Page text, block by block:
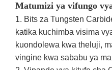
Matumizi ya vifungo
1. Bits za Tungsten
katika kuchimba visima
kuondolewa kwa theluji,
vingine kwa sababu ya